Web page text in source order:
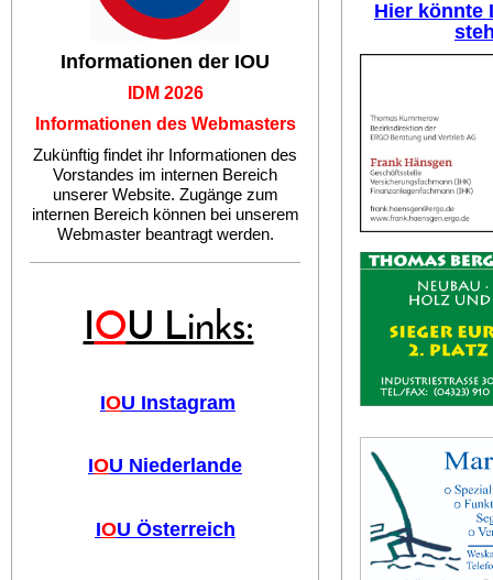
Informationen der IOU
IDM 2026
Informationen des Webmasters
Zukünftig findet ihr Informationen des
Vorstandes im internen Bereich
unserer Website. Zugänge zum
internen Bereich können bei unserem
Webmaster beantragt werden.
IOU Links:
IOU Instagram
IOU Niederlande
IOU Österreich
Hier könnte